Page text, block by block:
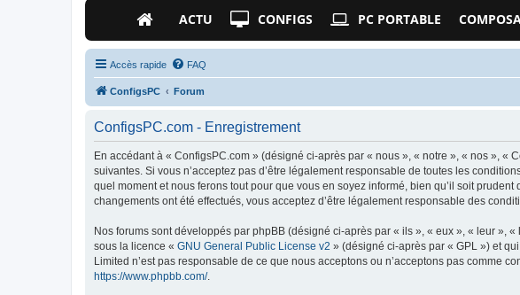
ACTU CONFIGS PC PORTABLE
Accès rapide FAQ
ConfigsPC Forum
ConfigsPC.com - Enregistrement
En accédant à « ConfigsPC.com » (désigné ci-après par « nous », « notre », « nos », «
suivantes. Si vous n’acceptez pas d’être légalement responsable de toutes les
quel moment et nous ferons tout pour que vous en soyez informé, bien qu’il soit
changements ont été effectués, vous acceptez d’être légalement responsable des
Nos forums sont développés par phpBB (désigné ci-après par « ils », « eux », « leur »,
sous la licence « GNU General Public License v2 » (désigné ci-après par « GPL ») et
Limited n’est pas responsable de ce que nous acceptons ou n’acceptons pas comme
https://www.phpbb.com/.